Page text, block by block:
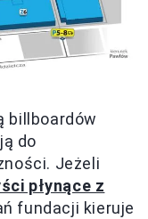
billboardów
do
Jeżeli
płynące z
fundacji kieruje